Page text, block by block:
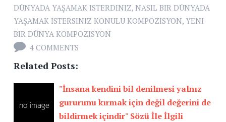
DÜNYADA YAŞAMAK ISTERDINIZ, NASIL BIR DÜNYADA
YAŞAMAK ISTERSINIZ KONULU KOMPOZISYON, YENI
BIR DÜNYA KOMPOZISYON
4 COMMENTS
Related Posts:
"İnsana kendini bil denilmesi yalnız
gururunu kırmak için değil değerini de
bildirmek içindir" Sözü İle İlgili